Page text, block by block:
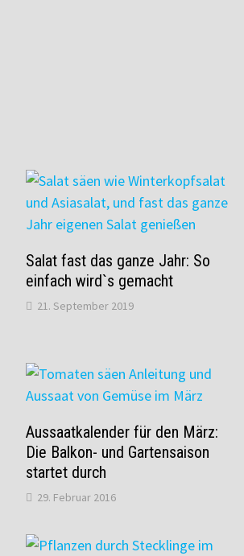
Salat fast das ganze Jahr: So
einfach wird`s gemacht
21. September 2019
Aussaatkalender für den März:
Die Balkon- und Gartensaison
startet durch
29. Februar 2016